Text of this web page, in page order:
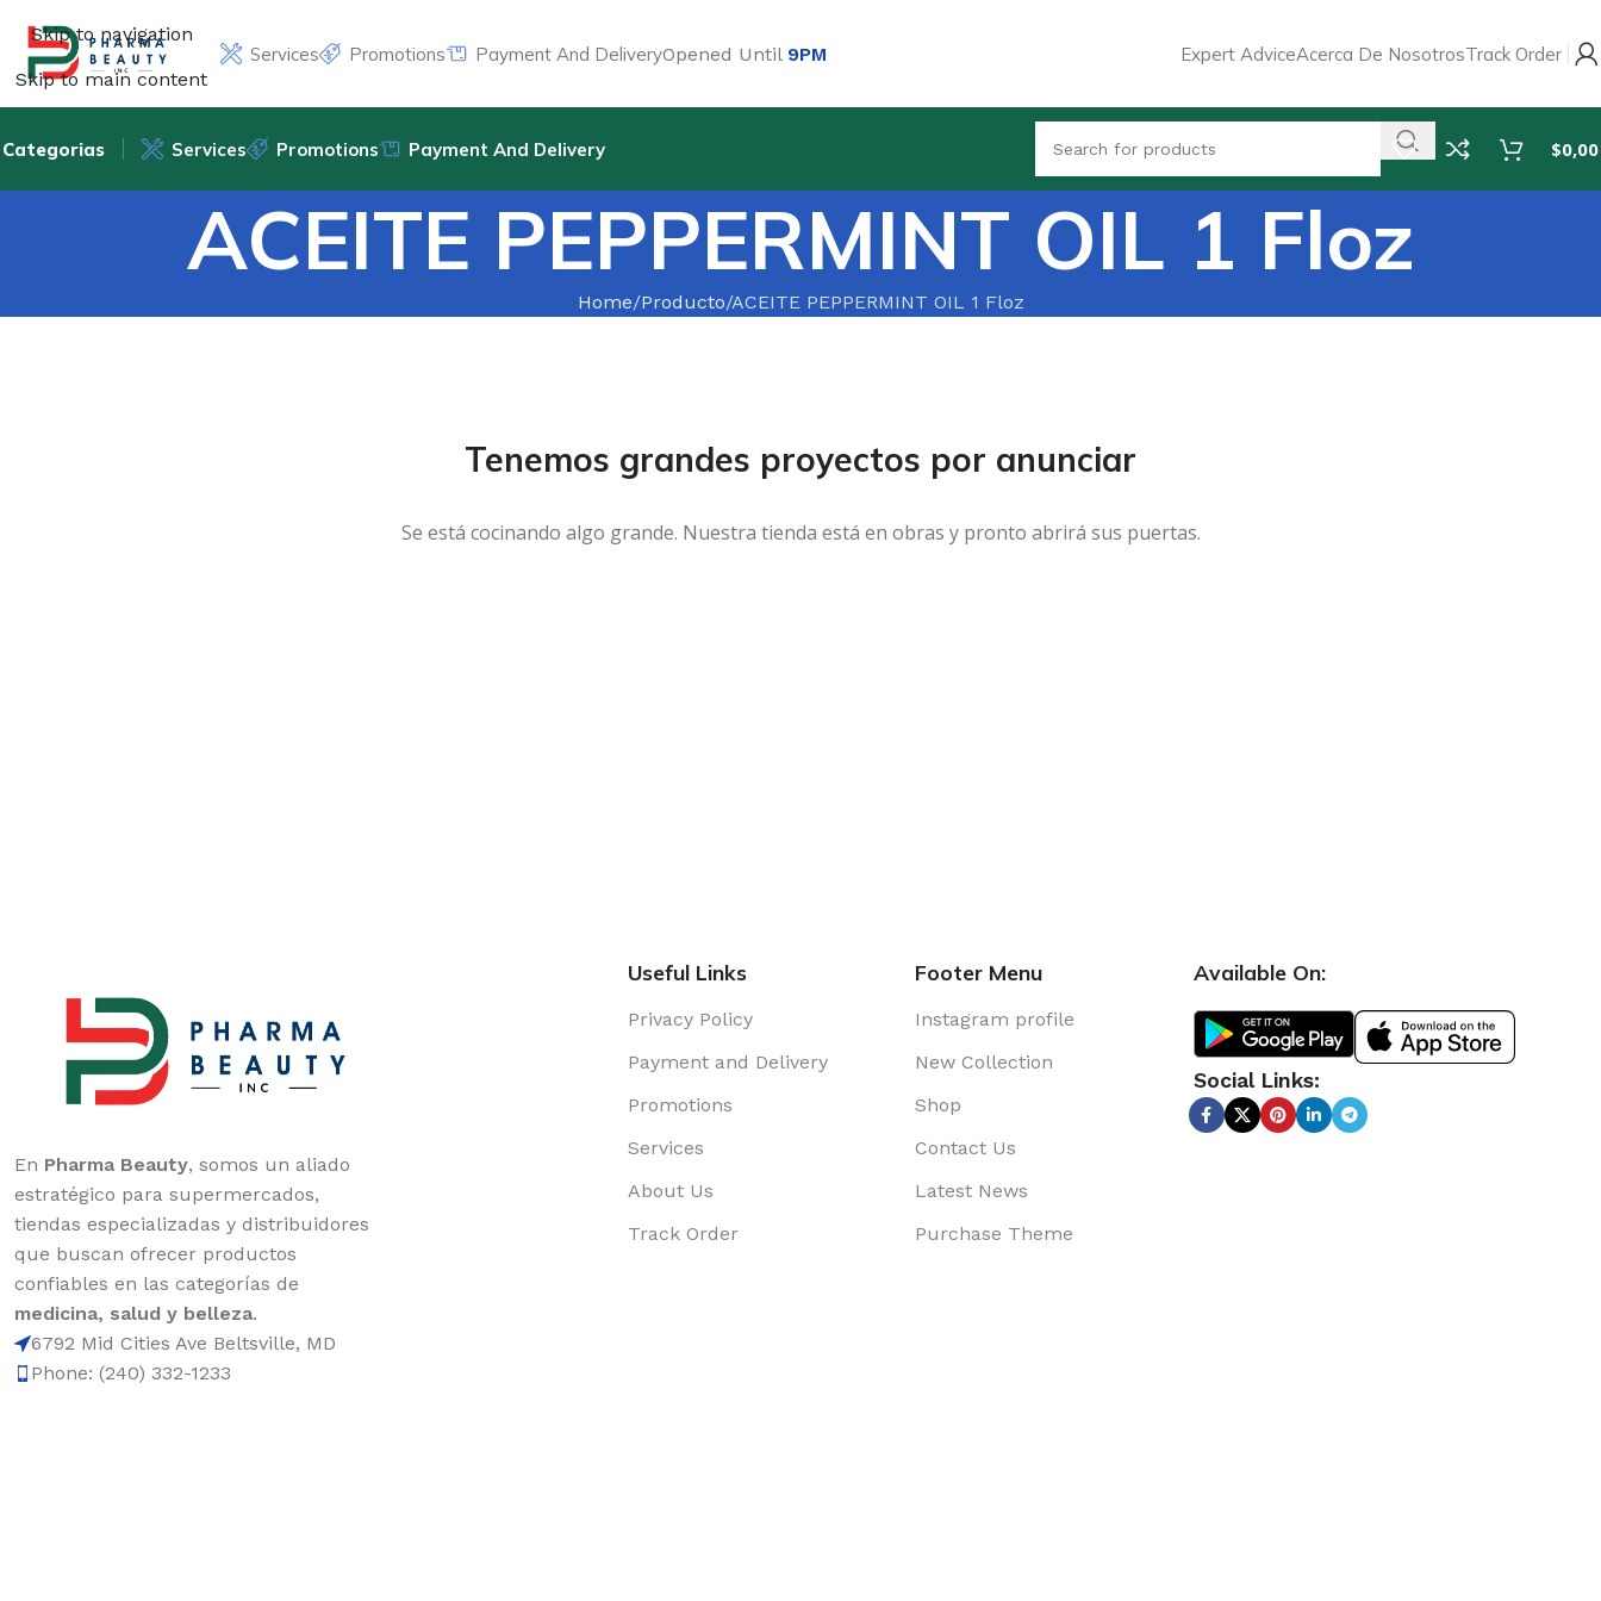
Skip to navigation
Skip to main content
Services Promotions Payment And DeliveryOpened Until 9PM Expert AdviceAcerca De NosotrosTrack Order
Categorias Services Promotions Payment And Delivery $0,00
ACEITE PEPPERMINT OIL 1 Floz
Home Producto ACEITE PEPPERMINT OIL 1 Floz
Tenemos grandes proyectos por anunciar
Se está cocinando algo grande. Nuestra tienda está en obras y pronto abrirá sus puertas.
En Pharma Beauty, somos un aliado
estratégico para supermercados,
tiendas especializadas y distribuidores
que buscan ofrecer productos
confiables en las categorías de
medicina, salud y belleza.
6792 Mid Cities Ave Beltsville, MD
Phone: (240) 332-1233
Useful Links
Privacy Policy
Payment and Delivery
Promotions
Services
About Us
Track Order
Footer Menu
Instagram profile
New Collection
Shop
Contact Us
Latest News
Purchase Theme
Available On:
Social Links: